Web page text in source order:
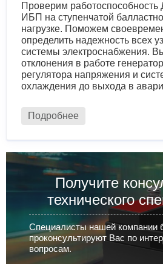
Проверим работоспособность
ИБП на ступенчатой
нагрузке. Поможем
определить надежность всех
системы электроснабжения.
отклонения в работе
регулятора напряжения и
охлаждения до выхода в
Подробнее
Получите
технического
Специалисты нашей компании
проконсультируют Вас по
вопросам.